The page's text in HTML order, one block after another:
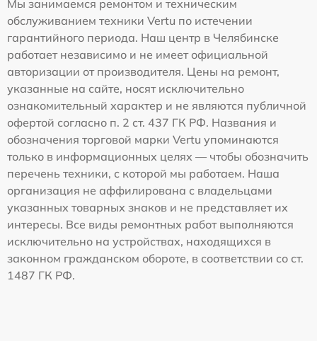
Мы занимаемся ремонтом и техническим
обслуживанием техники Vertu по истечении
гарантийного периода. Наш центр в Челябинске
работает независимо и не имеет официальной
авторизации от производителя. Цены на ремонт,
указанные на сайте, носят исключительно
ознакомительный характер и не являются публичной
офертой согласно п. 2 ст. 437 ГК РФ. Названия и
обозначения торговой марки Vertu упоминаются
только в информационных целях — чтобы обозначить
перечень техники, с которой мы работаем. Наша
организация не аффилирована с владельцами
указанных товарных знаков и не представляет их
интересы. Все виды ремонтных работ выполняются
исключительно на устройствах, находящихся в
законном гражданском обороте, в соответствии со ст.
1487 ГК РФ.